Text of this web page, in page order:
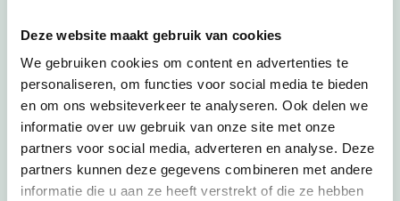
Deze website maakt gebruik van cookies
We gebruiken cookies om content en advertenties te
personaliseren, om functies voor social media te bieden
en om ons websiteverkeer te analyseren. Ook delen we
informatie over uw gebruik van onze site met onze
partners voor social media, adverteren en analyse. Deze
partners kunnen deze gegevens combineren met andere
informatie die u aan ze heeft verstrekt of die ze hebben